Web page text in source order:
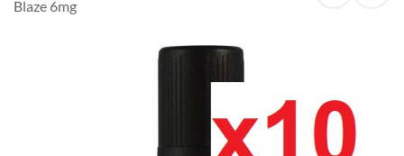
Blaze 6mg